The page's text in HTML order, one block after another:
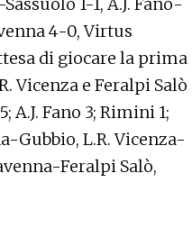
4-0, Virtus
di giocare la prima
Vicenza e Feralpi Salò
A.J. Fano 3; Rimini 1;
Gubbio, L.R. Vicenza-
Feralpi Salò,